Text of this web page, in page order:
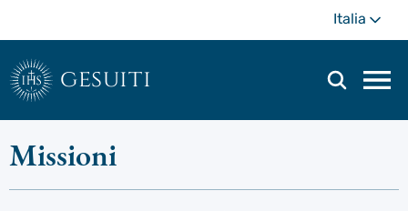
contenuto
principale
Italia
gesuiti
di
Missioni